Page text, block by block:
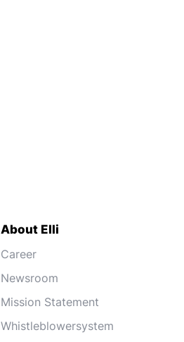
About Elli
Career
Newsroom
Mission Statement
Whistleblowersystem